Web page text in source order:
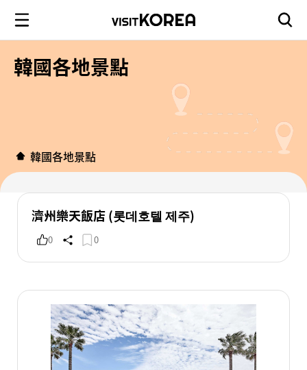
韓國各地景點
韓國各地景點
濟州樂天飯店 (롯데호텔 제주)
0 0